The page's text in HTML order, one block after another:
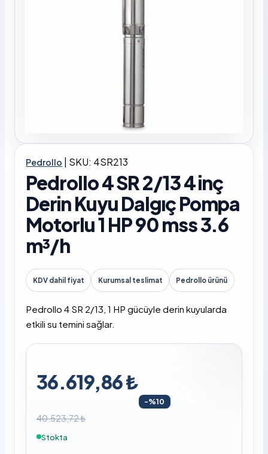
Pedrollo | SKU: 4SR213
Pedrollo 4 SR 2/13 4 inç
Derin Kuyu Dalgıç Pompa
Motorlu 1 HP 90 mss 3.6
m³/h
KDV dahil fiyat Kurumsal teslimat Pedrollo ürünü
Pedrollo 4 SR 2/13, 1 HP gücüyle derin kuyularda
etkili su temini sağlar.
36.619,86 ₺
-%10
40.523,72 ₺
Stokta